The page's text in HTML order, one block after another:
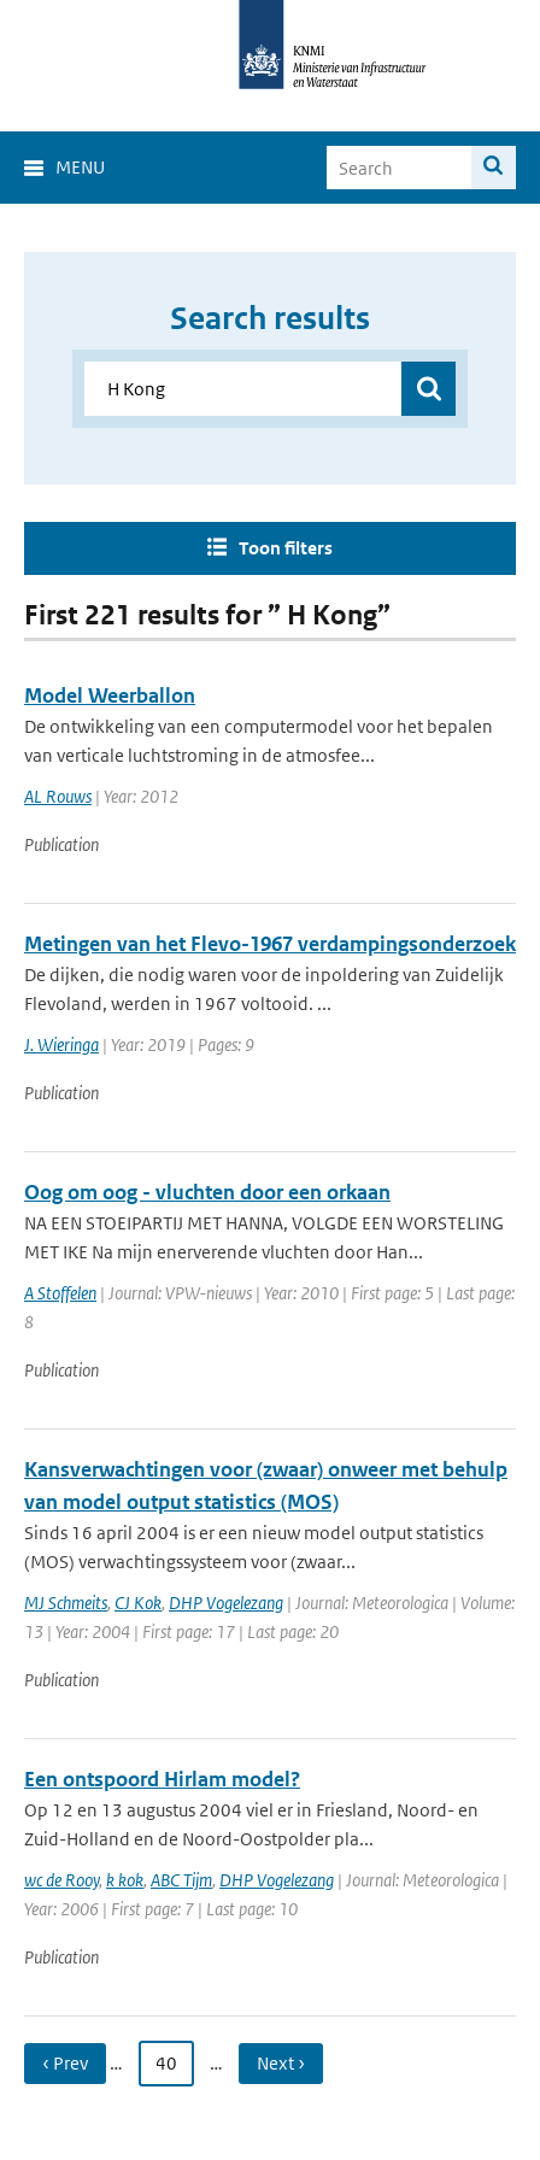
MENU
Search results
Toon filters
First 221 results for ” H Kong”
Model Weerballon
De ontwikkeling van een computermodel voor het bepalen
van verticale luchtstroming in de atmosfee...
AL Rouws | Year: 2012
Publication
Metingen van het Flevo-1967 verdampingsonderzoek
De dijken, die nodig waren voor de inpoldering van Zuidelijk
Flevoland, werden in 1967 voltooid. ...
J. Wieringa | Year: 2019 | Pages: 9
Publication
Oog om oog - vluchten door een orkaan
NA EEN STOEIPARTIJ MET HANNA, VOLGDE EEN WORSTELING
MET IKE Na mijn enerverende vluchten door Han...
A Stoffelen | Journal: VPW-nieuws | Year: 2010 | First page: 5 | Last page:
8
Publication
Kansverwachtingen voor (zwaar) onweer met behulp
van model output statistics (MOS)
Sinds 16 april 2004 is er een nieuw model output statistics
(MOS) verwachtingssysteem voor (zwaar...
MJ Schmeits, CJ Kok, DHP Vogelezang | Journal: Meteorologica | Volume:
13 | Year: 2004 | First page: 17 | Last page: 20
Publication
Een ontspoord Hirlam model?
Op 12 en 13 augustus 2004 viel er in Friesland, Noord- en
Zuid-Holland en de Noord-Oostpolder pla...
wc de Rooy, k kok, ABC Tijm, DHP Vogelezang | Journal: Meteorologica |
Year: 2006 | First page: 7 | Last page: 10
Publication
‹ Prev … 40 … Next ›